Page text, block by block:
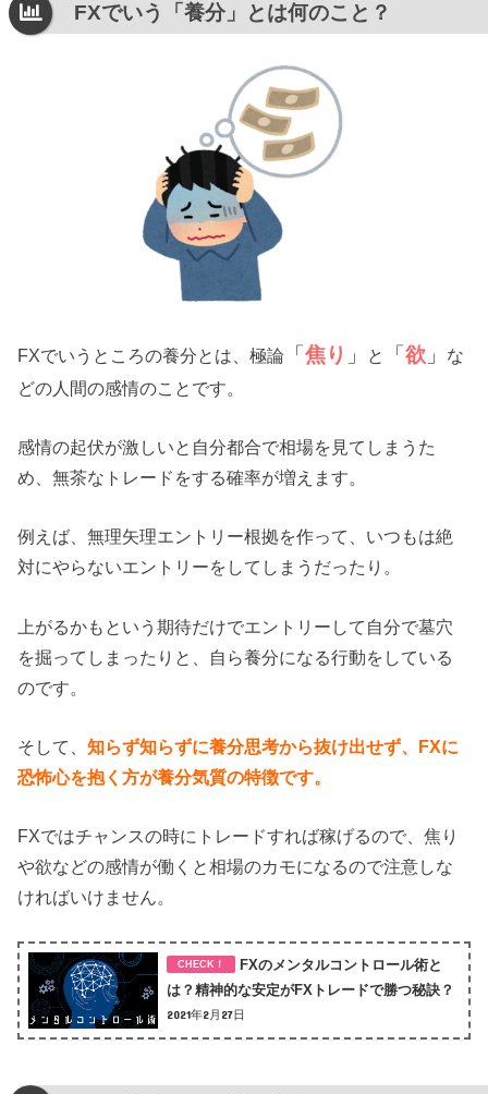
FXでいう「養分」とは何のこと？
FXでいうところの養分とは、極論 「焦り 」 と 「欲 」
な
どの人間の感情のことです。
感情の起伏が激しいと自分都合で相場を見てしまうた
め、無茶なトレードをする確率が増えます。
例えば、無理矢理エントリー根拠を作って、いつもは絶
対にやらないエントリーをしてしまうだったり。
上がるかもという期待だけでエントリーして自分で墓穴
を掘ってしまったりと、自ら養分になる行動をしている
のです。
そして、知らず知らずに養分思考から抜け出せず、FXに
恐怖心を抱く方が養分気質の特徴です。
FXではチャンスの時にトレードすれば稼げるので、焦り
や欲などの感情が働くと相場のカモになるので注意しな
ければいけません。
FXのメンタルコントロール術と
は？精神的な安定がFXトレードで勝つ秘訣？
2021年2月27日